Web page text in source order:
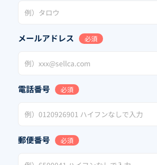
メールアドレス 必須
電話番号 必須
郵便番号 必須